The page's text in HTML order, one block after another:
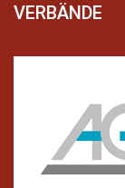
VERBÄNDE